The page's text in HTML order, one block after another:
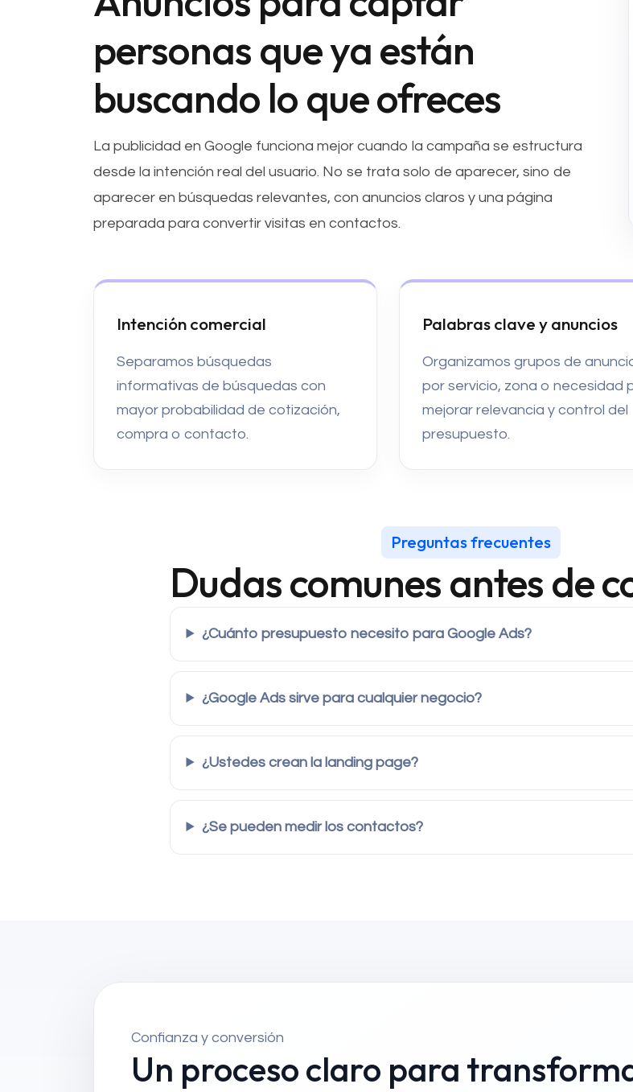
personas que ya están
buscando lo que ofreces
La publicidad en Google funciona mejor cuando la campaña se estructura
desde la intención real del usuario. No se trata solo de aparecer, sino de
aparecer en búsquedas relevantes, con anuncios claros y una página
preparada para convertir visitas en contactos.
Intención comercial
Separamos búsquedas
informativas de búsquedas con
mayor probabilidad de cotización,
compra o contacto.
Palabras clave y anuncios
Organizamos grupos de
por servicio, zona o necesidad
mejorar relevancia y control del
presupuesto.
Preguntas frecuentes
Dudas comunes antes de
¿Cuánto presupuesto necesito para Google Ads?
¿Google Ads sirve para cualquier negocio?
¿Ustedes crean la landing page?
¿Se pueden medir los contactos?
Confianza y conversión
Un proceso claro para